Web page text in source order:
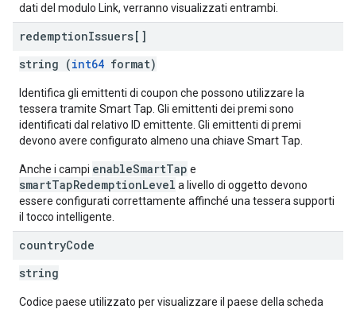
dati del modulo Link, verranno visualizzati entrambi.
redemptionIssuers[]
string (int64 format)
Identifica gli emittenti di coupon che possono utilizzare la
tessera tramite Smart Tap. Gli emittenti dei premi sono
identificati dal relativo ID emittente. Gli emittenti di premi
devono avere configurato almeno una chiave Smart Tap.
Anche i campi enableSmartTap e
smartTapRedemptionLevel a livello di oggetto devono
essere configurati correttamente affinché una tessera supporti
il tocco intelligente.
countryCode
string
Codice paese utilizzato per visualizzare il paese della scheda